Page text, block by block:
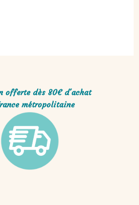
offerte dès 80€ d'achat
métropolitaine